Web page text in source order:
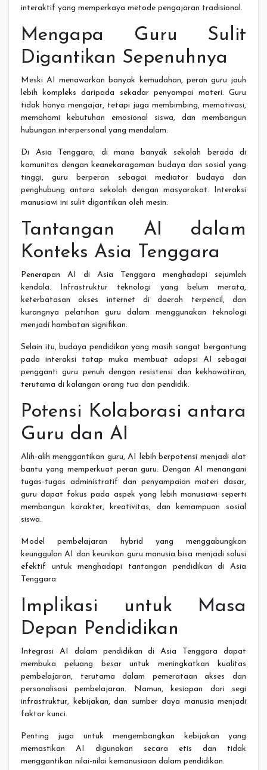
interaktif yang memperkaya metode pengajaran tradisional.
Mengapa Guru Sulit
Digantikan Sepenuhnya
Meski AI menawarkan banyak kemudahan, peran guru jauh
lebih kompleks daripada sekadar penyampai materi. Guru
tidak hanya mengajar, tetapi juga membimbing, memotivasi,
memahami kebutuhan emosional siswa, dan membangun
hubungan interpersonal yang mendalam.
Di Asia Tenggara, di mana banyak sekolah berada di
komunitas dengan keanekaragaman budaya dan sosial yang
tinggi, guru berperan sebagai mediator budaya dan
penghubung antara sekolah dengan masyarakat. Interaksi
manusiawi ini sulit digantikan oleh mesin.
Tantangan AI dalam
Konteks Asia Tenggara
Penerapan AI di Asia Tenggara menghadapi sejumlah
kendala. Infrastruktur teknologi yang belum merata,
keterbatasan akses internet di daerah terpencil, dan
kurangnya pelatihan guru dalam menggunakan teknologi
menjadi hambatan signifikan.
Selain itu, budaya pendidikan yang masih sangat bergantung
pada interaksi tatap muka membuat adopsi AI sebagai
pengganti guru penuh dengan resistensi dan kekhawatiran,
terutama di kalangan orang tua dan pendidik.
Potensi Kolaborasi antara
Guru dan AI
Alih-alih menggantikan guru, AI lebih berpotensi menjadi alat
bantu yang memperkuat peran guru. Dengan AI menangani
tugas-tugas administratif dan penyampaian materi dasar,
guru dapat fokus pada aspek yang lebih manusiawi seperti
membangun karakter, kreativitas, dan kemampuan sosial
siswa.
Model pembelajaran hybrid yang menggabungkan
keunggulan AI dan keunikan guru manusia bisa menjadi solusi
efektif untuk menghadapi tantangan pendidikan di Asia
Tenggara.
Implikasi untuk Masa
Depan Pendidikan
Integrasi AI dalam pendidikan di Asia Tenggara dapat
membuka peluang besar untuk meningkatkan kualitas
pembelajaran, terutama dalam pemerataan akses dan
personalisasi pembelajaran. Namun, kesiapan dari segi
infrastruktur, kebijakan, dan sumber daya manusia menjadi
faktor kunci.
Penting juga untuk mengembangkan kebijakan yang
memastikan AI digunakan secara etis dan tidak
menggantikan nilai-nilai kemanusiaan dalam pendidikan.